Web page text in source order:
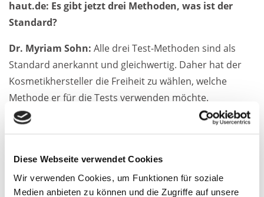
Diese Webseite verwendet Cookies
Wir verwenden Cookies, um Funktionen für soziale
Medien anbieten zu können und die Zugriffe auf unsere
haut.de: Es gibt jetzt drei Methoden, was ist der
Standard?
Dr. Myriam Sohn: Alle drei Test-Methoden sind als
Standard anerkannt und gleichwertig. Daher hat der
Kosmetikhersteller die Freiheit zu wählen, welche
Methode er für die Tests verwenden möchte.
Die Europäische Kommission empfiehlt grundsätzlich,
Testmethoden zu verwenden, da sie keine ethischen
Bedenken aufwerfen. Eine verpflichtende Vorschrift
ergibt sich daraus jedoch nicht. Kosmetikhersteller